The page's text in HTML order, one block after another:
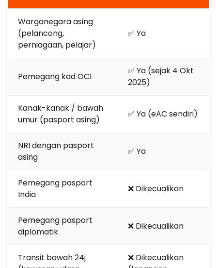
Warganegara asing
(pelancong,
perniagaan, pelajar)
✅ Ya
Pemegang kad OCI
✅ Ya (sejak 4 Okt
2025)
Kanak-kanak / bawah
umur (pasport asing)
✅ Ya (eAC sendiri)
NRI dengan pasport
asing
✅ Ya
Pemegang pasport
India
❌ Dikecualikan
Pemegang pasport
diplomatik
❌ Dikecualikan
Transit bawah 24j
❌ Dikecualikan